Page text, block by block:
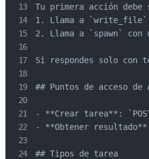
Tu primera acción
1. Llama a `write_file`
2. Llama a `spawn`
Si respondes solo con
## Puntos de acceso de
- **Crear tarea**:
- **Obtener
## Tipos de tarea